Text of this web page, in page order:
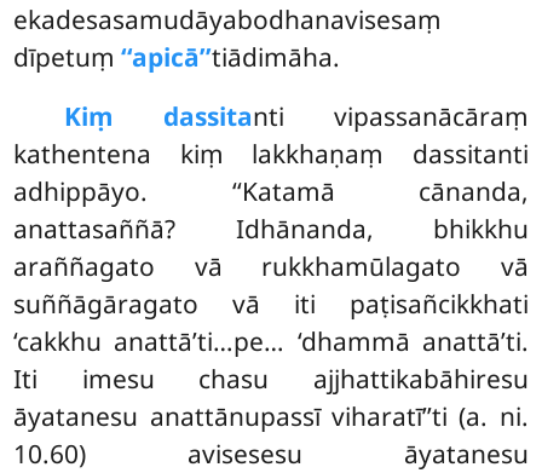
ekadesasamudāyabodhanavisesaṃ
dīpetuṃ‘‘apicā’’tiādimāha.
Kiṃ dassitanti vipassanācāraṃ
kathentena kiṃ lakkhaṇaṃ dassitanti
adhippāyo. ‘‘Katamā cānanda,
anattasaññā? Idhānanda, bhikkhu
araññagato vā rukkhamūlagato vā
suññāgāragato vā iti paṭisañcikkhati
‘cakkhu anattā’ti…pe… ‘dhammā anattā’ti.
Iti imesu chasu ajjhattikabāhiresu
āyatanesu anattānupassī viharatī’’ti (a. ni.
10.60) avisesesu āyatanesu